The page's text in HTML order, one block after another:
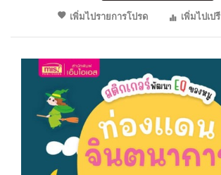
เพิ่มไปรายการโปรด
เพิ่มไปเป